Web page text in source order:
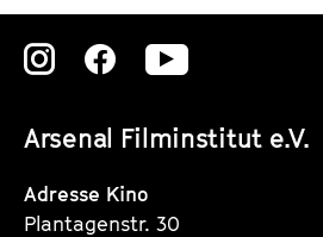
e
Arsenal Filminstitut e.V.
Zu
Instagram
Seite
Zu
Instagram
Seite
Zu
Instagram
Adresse Kino
Plantagenstr. 30